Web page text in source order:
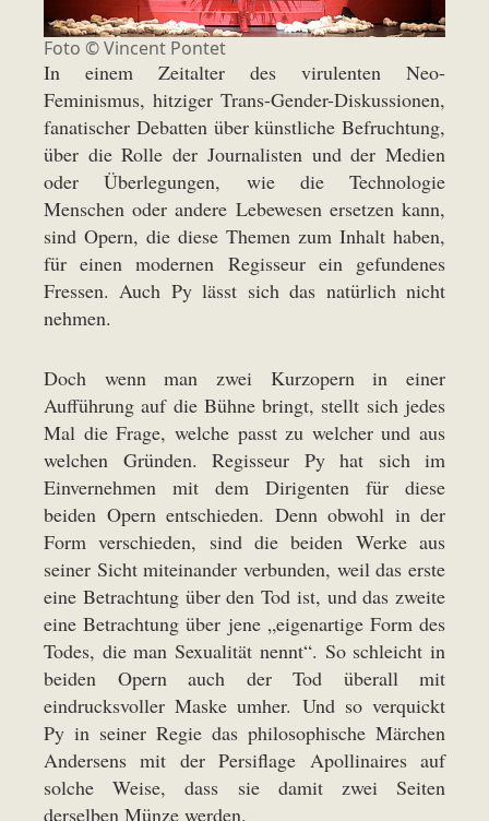
Foto ©Vincent Pontet
In einem Zeitalter des virulenten Neo-
Feminismus, hitziger Trans-Gender-Diskussionen,
fanatischer Debatten über künstliche Befruchtung,
über die Rolle der Journalisten und der Medien
oder Überlegungen, wie die Technologie
Menschen oder andere Lebewesen ersetzen kann,
sind Opern, die diese Themen zum Inhalt haben,
für einen modernen Regisseur ein gefundenes
Fressen. Auch Py lässt sich das natürlich nicht
nehmen.
Doch wenn man zwei Kurzopern in einer
Aufführung auf die Bühne bringt, stellt sich jedes
Mal die Frage, welche passt zu welcher und aus
welchen Gründen. Regisseur Py hat sich im
Einvernehmen mit dem Dirigenten für diese
beiden Opern entschieden. Denn obwohl in der
Form verschieden, sind die beiden Werke aus
seiner Sicht miteinander verbunden, weil das erste
eine Betrachtung über den Tod ist, und das zweite
eine Betrachtung über jene „eigenartige Form des
Todes, die man Sexualität nennt“. So schleicht in
beiden Opern auch der Tod überall mit
eindrucksvoller Maske umher. Und so verquickt
Py in seiner Regie das philosophische Märchen
Andersens mit der Persiflage Apollinaires auf
solche Weise, dass sie damit zwei Seiten
derselben Münze werden.